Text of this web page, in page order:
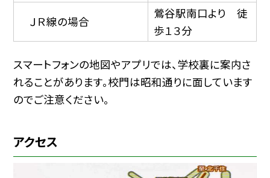
ＪＲ線の場合
鶯谷駅南口より 徒
歩１３分
スマートフォンの地図やアプリでは、学校裏に案内さ
れることがあります。校門は昭和通りに面しています
のでご注意ください。
アクセス